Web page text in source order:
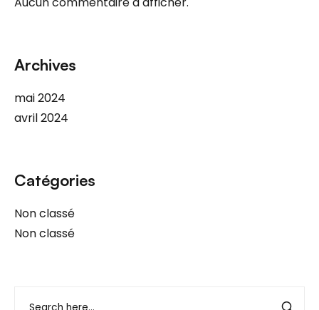
Archives
mai 2024
avril 2024
Catégories
Non classé
Non classé